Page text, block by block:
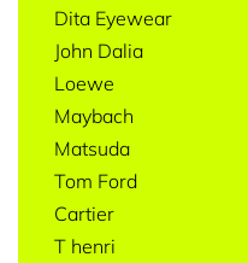
Dita Eyewear
John Dalia
Loewe
Maybach
Matsuda
Tom Ford
Cartier
T henri